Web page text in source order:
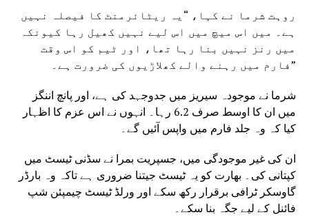
روہت شرما نے کہا، “یہ ریٹائرمنٹ کا فیصلہ نہیں
ہے۔ میں اس میچ میں اس لیے نہیں کھیل رہا کیونکہ
میں رنز نہیں بنا رہا تھا، اور ٹیم کو اس وقت
فارم میں رہنے والے کھلاڑیوں کی ضرورت ہے۔”
شرما نے موجودہ سیریز میں جدوجہد کی ہے، اور پانچ اننگز
میں ان کا اوسط صرف 6.2 رہا۔ انہوں نے اس عزم کا اظہار
کیا کہ وہ جلد فارم میں واپس آئیں گے۔
ان کی غیر موجودگی میں، جسپریت بمرا نے سڈنی ٹیسٹ میں
کپتانی کی۔ بھارت کو یہ ٹیسٹ جیتنا ضروری ہے تاکہ وہ بارڈر
گاوسکر ٹرافی برقرار رکھ سکے اور ورلڈ ٹیسٹ چیمپئن شپ
فائنل کے لیے جگہ بنا سکے۔